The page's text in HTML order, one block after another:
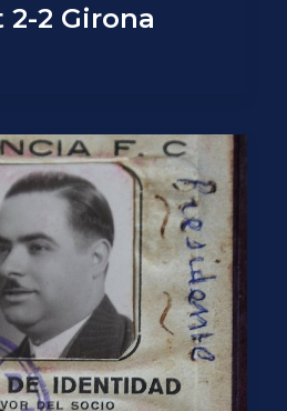
2-2 Girona